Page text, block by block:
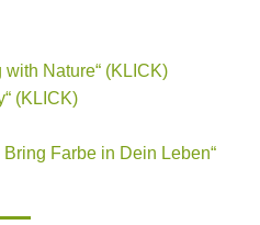
with Nature“ (KLICK)
(KLICK)
Farbe in Dein Leben“